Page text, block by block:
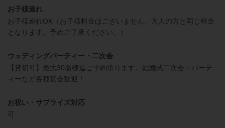
お子様連れ
お子様連れOK（お子様料金はございません。大人の方と同じ料金
となります。予めご了承ください。）
ウェディングパーティー・二次会
【貸切可】最大30名様迄ご予約承ります。結婚式二次会・パーテ
ィーなど各種宴会歓迎！
お祝い・サプライズ対応
可